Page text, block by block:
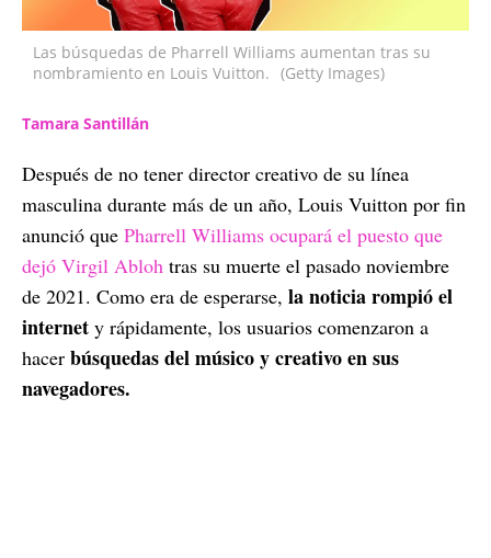
Las búsquedas de Pharrell Williams aumentan tras su
nombramiento en Louis Vuitton. (Getty Images)
Tamara Santillán
Después de no tener director creativo de su línea
masculina durante más de un año, Louis Vuitton por fin
anunció que Pharrell Williams ocupará el puesto que
dejó Virgil Abloh tras su muerte el pasado noviembre
de 2021. Como era de esperarse, la noticia rompió el
internet y rápidamente, los usuarios comenzaron a
hacer búsquedas del músico y creativo en sus
navegadores.